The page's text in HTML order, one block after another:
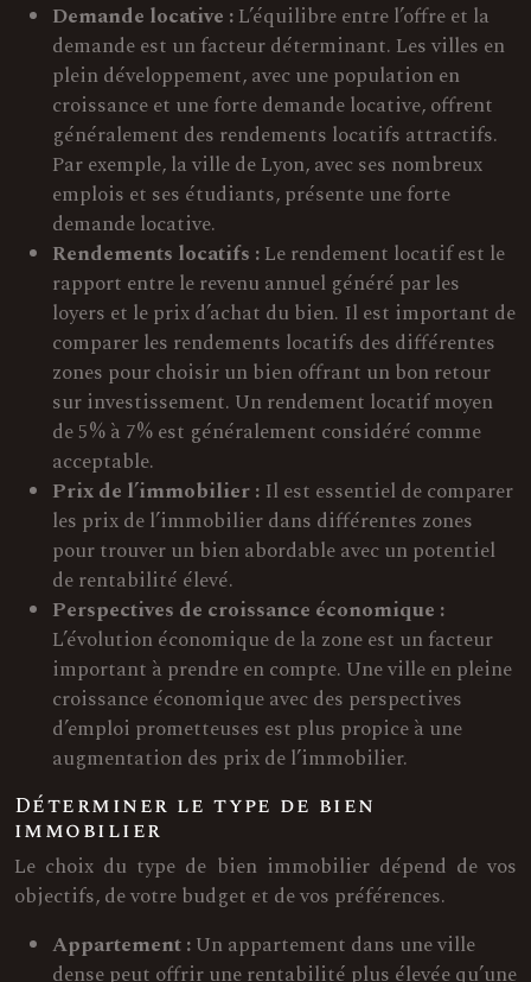
Demande locative :L’équilibre entre l’offre et la
demande est un facteur déterminant. Les villes en
plein développement, avec une population en
croissance et une forte demande locative, offrent
généralement des rendements locatifs attractifs.
Par exemple, la ville de Lyon, avec ses nombreux
emplois et ses étudiants, présente une forte
demande locative.
Rendements locatifs :Le rendement locatif est le
rapport entre le revenu annuel généré par les
loyers et le prix d’achat du bien. Il est important de
comparer les rendements locatifs des différentes
zones pour choisir un bien offrant un bon retour
sur investissement. Un rendement locatif moyen
de 5% à 7% est généralement considéré comme
acceptable.
Prix de l’immobilier : Il est essentiel de comparer
les prix de l’immobilier dans différentes zones
pour trouver un bien abordable avec un potentiel
de rentabilité élevé.
Perspectives de croissance économique :
L’évolution économique de la zone est un facteur
important à prendre en compte. Une ville en pleine
croissance économique avec des perspectives
d’emploi prometteuses est plus propice à une
augmentation des prix de l’immobilier.
Déterminer le type de bien
immobilier
Le choix du type de bien immobilier dépend de vos
objectifs, de votre budget et de vos préférences.
Appartement :Un appartement dans une ville
dense peut offrir une rentabilité plus élevée qu’une